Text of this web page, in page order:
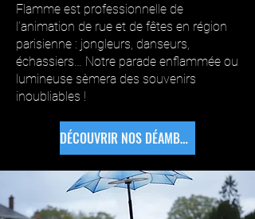
Flamme est professionnelle de
l’animation de rue et de fêtes en région
parisienne : jongleurs, danseurs,
échassiers… Notre parade enflammée ou
lumineuse sèmera des souvenirs
inoubliables !
DÉCOUVRIR NOS DÉAMBULATIONS